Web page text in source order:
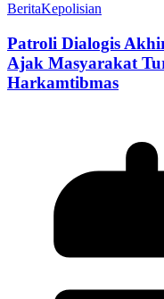
BeritaKepolisian
Patroli Dialogis
Ajak Masyarakat
Harkamtibmas